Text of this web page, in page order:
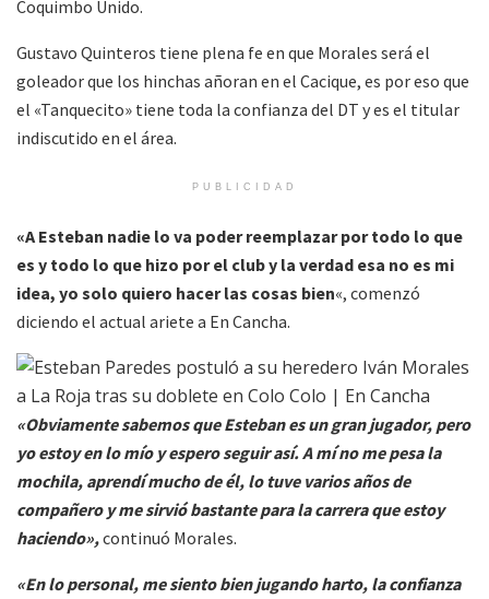
Coquimbo Unido.
Gustavo Quinteros tiene plena fe en que Morales será el
goleador que los hinchas añoran en el Cacique, es por eso que
el «Tanquecito» tiene toda la confianza del DT y es el titular
indiscutido en el área.
PUBLICIDAD
«A Esteban nadie lo va poder reemplazar por todo lo que
es y todo lo que hizo por el club y la verdad esa no es mi
idea, yo solo quiero hacer las cosas bien«, comenzó
diciendo el actual ariete a En Cancha.
«Obviamente sabemos que Esteban es un gran jugador, pero
yo estoy en lo mío y espero seguir así. A mí no me pesa la
mochila, aprendí mucho de él, lo tuve varios años de
compañero y me sirvió bastante para la carrera que estoy
haciendo»,continuó Morales.
«En lo personal, me siento bien jugando harto, la confianza